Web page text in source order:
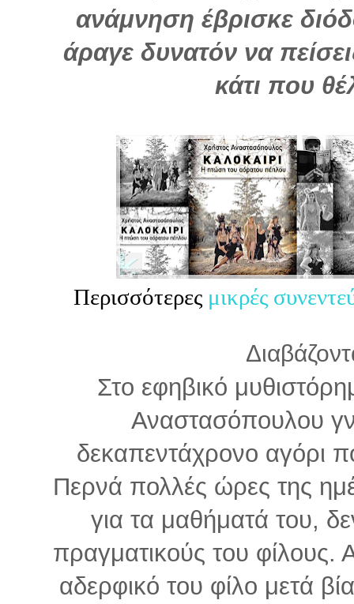
ανάμνηση έβρισκε
άραγε δυνατόν να
κάτι που
Περισσότερες μικρές
Στο εφηβικό
Αναστασόπουλου
δεκαπεντάχρονο αγόρι
Περνά πολλές ώρες της
για τα μαθήματά του,
πραγματικούς του φίλους.
αδερφικό του φίλο μετά